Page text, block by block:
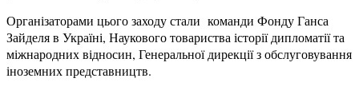
Організаторами цього заходу стали команди Фонду Ганса
Зайделя в Україні, Наукового товариства історії дипломатії та
міжнародних відносин, Генеральної дирекції з обслуговування
іноземних представництв.